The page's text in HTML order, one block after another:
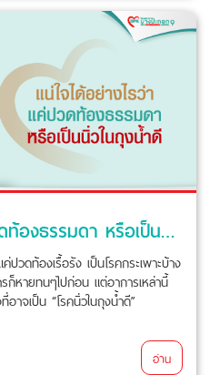
แน่ใจได้อย่างไรว่าแค่ปวดท้องธรรมดา หรือเป็นนิ่วในถุงน้ำดี
วดท้องเรื้อรัง เป็นโรคกระเพาะบ้าง
ก็หายทนๆไปก่อน แต่อาการเหล่านี้
จเป็น “โรคนิ่วในถุงน้ำดี”
อ่าน